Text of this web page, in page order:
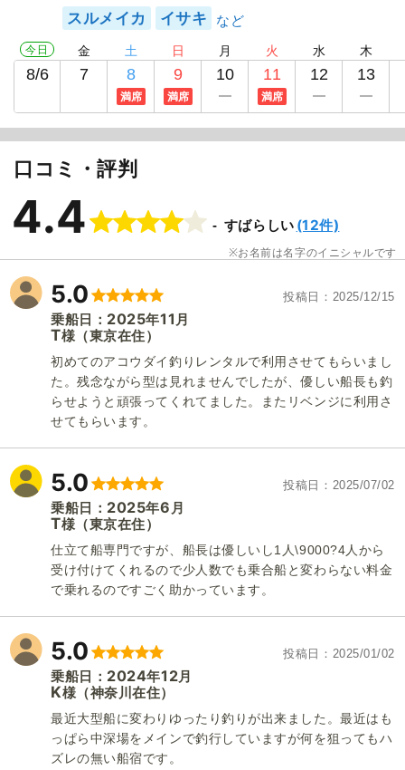
スルメイカ イサキ
今日
8/6
金
7
土
8
満席
日
9
満席
月
10
火
11
満席
水
12
木
13
口コミ・評判
4.4 すばらしい (12件)
お名前は名字のイニシャルです
5.0 投稿日 2025/12/15
乗船日： 2025年11 月
T様 （東京在住）
初めてのアコウダイ釣りレンタルで利用させてもらいまし
た。残念ながら型は見れませんでしたが、優しい船長も釣
らせようと頑張ってくれてました。またリベンジに利用さ
せてもらいます。
5.0 投稿日 2025/07/02
乗船日： 2025年6 月
T様 （東京在住）
仕立て船専門ですが、船長は優しいし1人\9000?4人から
受け付けてくれるので少人数でも乗合船と変わらない料金
で乗れるのですごく助かっています。
5.0 投稿日 2025/01/02
乗船日： 2024年12月
K様 （神奈川在住）
最近大型船に変わりゆったり釣りが出来ました。最近はも
っぱら中深場をメインで釣行していますが何を狙ってもハ
ズレの無い船宿です。